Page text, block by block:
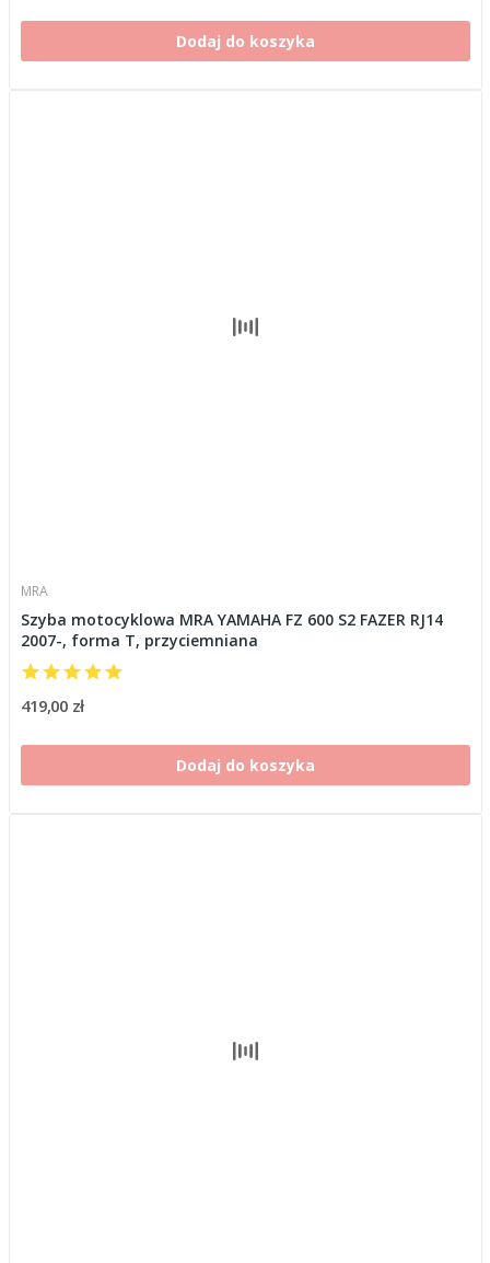
Dodaj do koszyka
MRA
Szyba motocyklowa MRA YAMAHA FZ 600 S2 FAZER RJ14
2007-, forma T, przyciemniana
419,00 zł
Dodaj do koszyka